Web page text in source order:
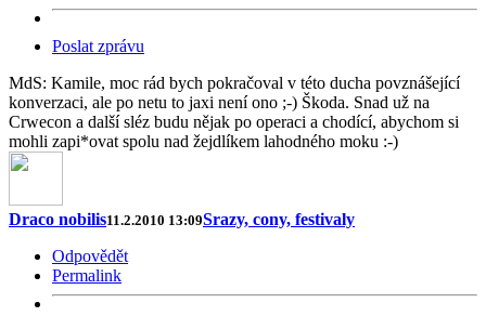
Poslat zprávu
MdS: Kamile, moc rád bych pokračoval v této ducha povznášející
konverzaci, ale po netu to jaxi není ono ;-) Škoda. Snad už na
Crwecon a další sléz budu nějak po operaci a chodící, abychom si
mohli zapi*ovat spolu nad žejdlíkem lahodného moku :-)
Draco nobilis11.2.2010 13:09Srazy, cony, festivaly
Odpovědět
Permalink